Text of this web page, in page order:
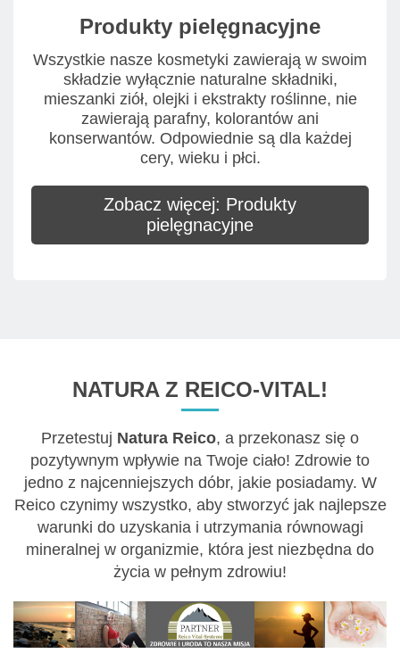
Produkty pielęgnacyjne
Wszystkie nasze kosmetyki zawierają w swoim
składzie wyłącznie naturalne składniki,
mieszanki ziół, olejki i ekstrakty roślinne, nie
zawierają parafny, kolorantów ani
konserwantów. Odpowiednie są dla każdej
cery, wieku i płci.
Zobacz więcej: Produkty
pielęgnacyjne
NATURA Z REICO-VITAL!
Przetestuj Natura Reico, a przekonasz się o
pozytywnym wpływie na Twoje ciało! Zdrowie to
jedno z najcenniejszych dóbr, jakie posiadamy. W
Reico czynimy wszystko, aby stworzyć jak najlepsze
warunki do uzyskania i utrzymania równowagi
mineralnej w organizmie, która jest niezbędna do
życia w pełnym zdrowiu!